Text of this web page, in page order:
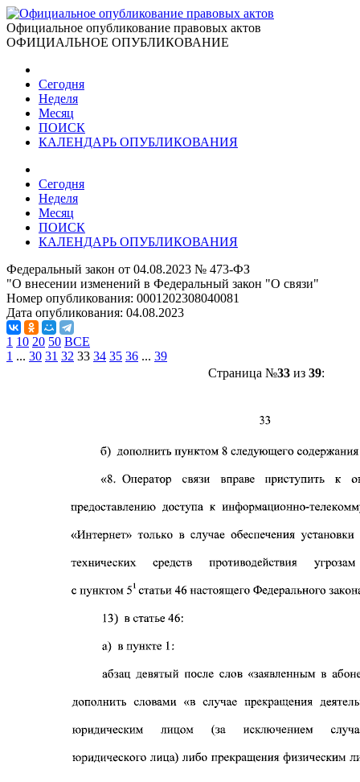
Официальное опубликование правовых актов
ОФИЦИАЛЬНОЕ ОПУБЛИКОВАНИЕ
Сегодня
Неделя
Месяц
ПОИСК
КАЛЕНДАРЬ ОПУБЛИКОВАНИЯ
Сегодня
Неделя
Месяц
ПОИСК
КАЛЕНДАРЬ ОПУБЛИКОВАНИЯ
Федеральный закон от 04.08.2023 № 473-ФЗ
"О внесении изменений в Федеральный закон "О связи"
Номер опубликования: 0001202308040081
Дата опубликования: 04.08.2023
1 10 20 50 ВСЕ
1 ... 30 31 32 33 34 35 36 ... 39
Страница №33из 39: